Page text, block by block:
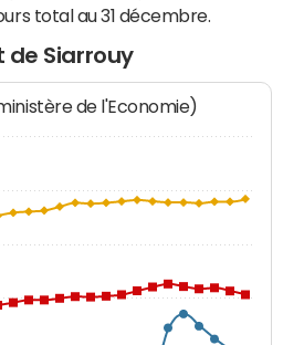
total au 31 décembre.
Siarrouy
de l'Economie)